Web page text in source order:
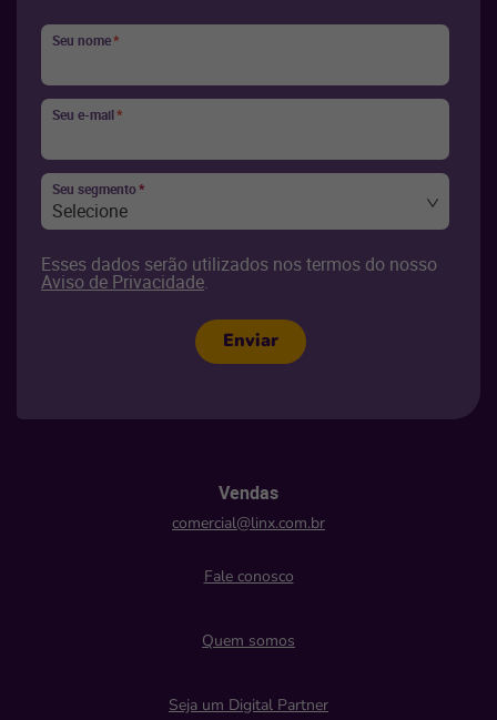
Seu nome*
Seu e-mail*
Seu segmento*
Selecione
Esses dados serão utilizados nos termos do nosso
Aviso de Privacidade.
Enviar
Vendas
comercial@linx.com.br
Fale conosco
Quem somos
Seja um Digital Partner